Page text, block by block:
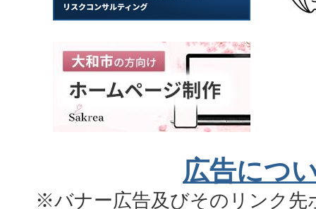
広告につ
※バナー広告及びそのリンク先